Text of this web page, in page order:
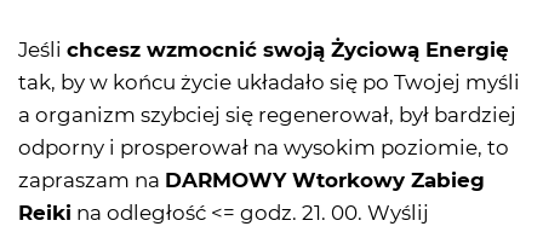
Jeśli chcesz wzmocnić swoją Życiową Energię
tak, by w końcu życie układało się po Twojej myśli
a organizm szybciej się regenerował, był bardziej
odporny i prosperował na wysokim poziomie, to
zapraszam na DARMOWY Wtorkowy Zabieg
Reiki na odległość <= godz. 21. 00. Wyślij